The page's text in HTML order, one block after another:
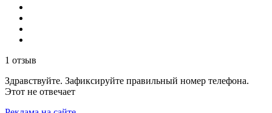
1 отзыв
Здравствуйте. Зафиксируйте правильный номер телефона.
Этот не отвечает